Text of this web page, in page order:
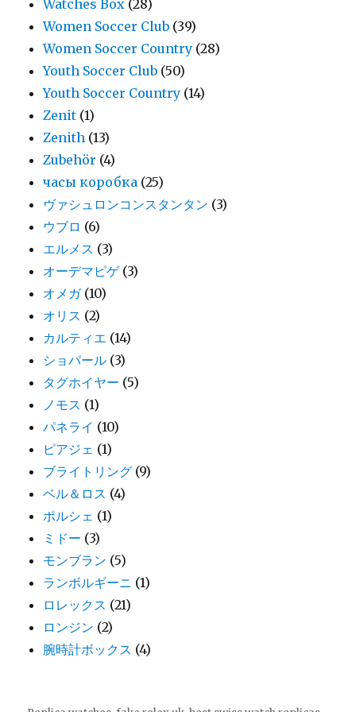
Watches Box (28)
Women Soccer Club (39)
Women Soccer Country (28)
Youth Soccer Club (50)
Youth Soccer Country (14)
Zenit (1)
Zenith (13)
Zubehör (4)
часы коробка (25)
ヴァシュロンコンスタンタン (3)
ウブロ (6)
エルメス (3)
オーデマピゲ (3)
オメガ (10)
オリス (2)
カルティエ (14)
ショパール (3)
タグホイヤー (5)
ノモス (1)
パネライ (10)
ピアジェ (1)
ブライトリング (9)
ベル＆ロス (4)
ポルシェ (1)
ミドー (3)
モンブラン (5)
ランボルギーニ (1)
ロレックス (21)
ロンジン (2)
腕時計ボックス (4)